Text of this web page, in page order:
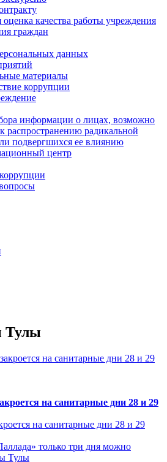
качества работы учреждения
граждан
данных
материалы
коррупции
информации о лицах, возможно
распространению радикальной
подвергшихся ее влиянию
центр
Тулы
на санитарные дни 28 и 29
на санитарные дни 28 и 29